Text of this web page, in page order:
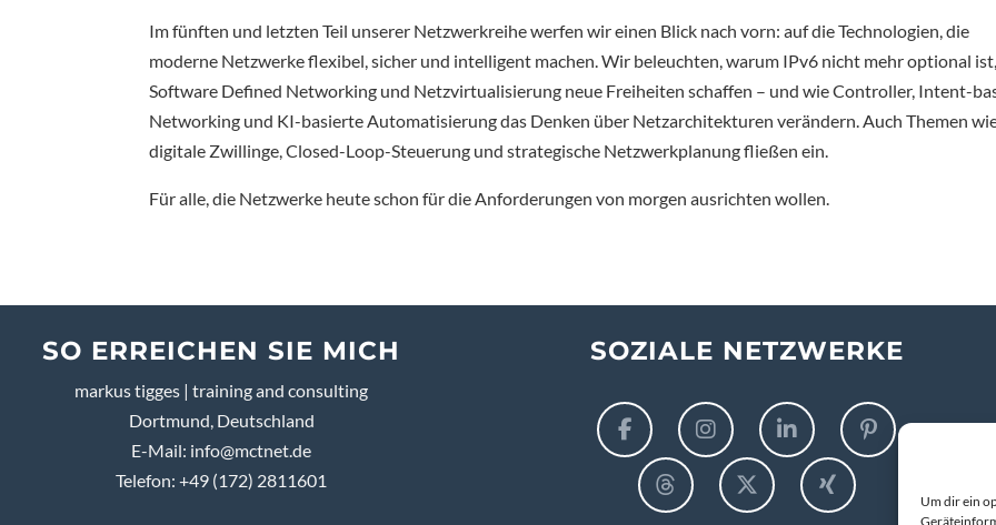
Um dir ein
Im fünften und letzten Teil unserer Netzwerkreihe werfen wir einen Blick nach vorn: auf die Technologien, die
moderne Netzwerke flexibel, sicher und intelligent machen. Wir beleuchten, warum IPv6 nicht mehr optional
Software Defined Networking und Netzvirtualisierung neue Freiheiten schaffen – und wie Controller, Intent-
Networking und KI-basierte Automatisierung das Denken über Netzarchitekturen verändern. Auch Themen
digitale Zwillinge, Closed-Loop-Steuerung und strategische Netzwerkplanung fließen ein.
Für alle, die Netzwerke heute schon für die Anforderungen von morgen ausrichten wollen.
SO ERREICHEN SIE MICH
markus tigges | training and consulting
Dortmund, Deutschland
E-Mail: info@mctnet.de
Telefon: +49 (172) 2811601
SOZIALE NETZWERKE